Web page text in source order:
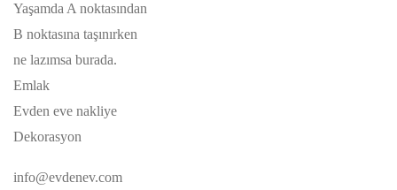
Yaşamda A noktasından
B noktasına taşınırken
ne lazımsa burada.
Emlak
Evden eve nakliye
Dekorasyon
info@evdenev.com